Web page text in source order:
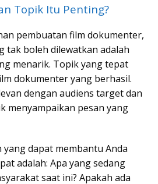
Topik Itu Penting?
pembuatan film dokumenter,
tak boleh dilewatkan adalah
menarik. Topik yang tepat
dokumenter yang berhasil.
dengan audiens target dan
menyampaikan pesan yang
dapat membantu Anda
adalah: Apa yang sedang
saat ini? Apakah ada